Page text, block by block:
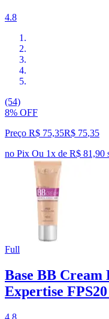
4.8
(54)
8% OFF
Preço R$ 75,35R$ 75,35
no Pix Ou 1x de R$ 81,90
Full
Base BB
Expertise
4.8